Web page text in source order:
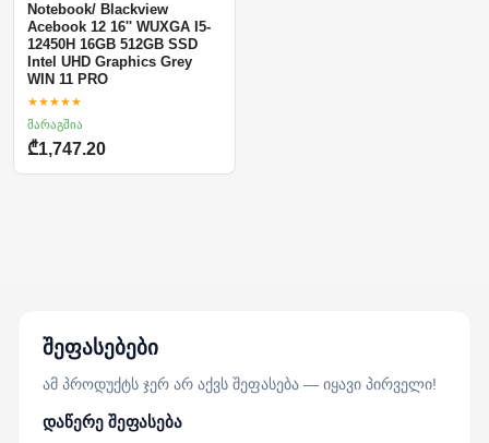
Notebook/ Blackview
Acebook 12 16'' WUXGA I5-
12450H 16GB 512GB SSD
Intel UHD Graphics Grey
WIN 11 PRO
★★★★★
მარაგშია
₾1,747.20
შეფასებები
ამ პროდუქტს ჯერ არ აქვს შეფასება — იყავი პირველი!
დაწერე შეფასება